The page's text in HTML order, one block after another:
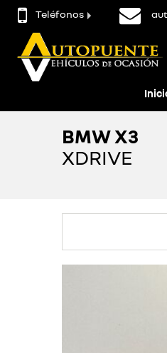
Teléfonos
BMW X3
XDRIVE